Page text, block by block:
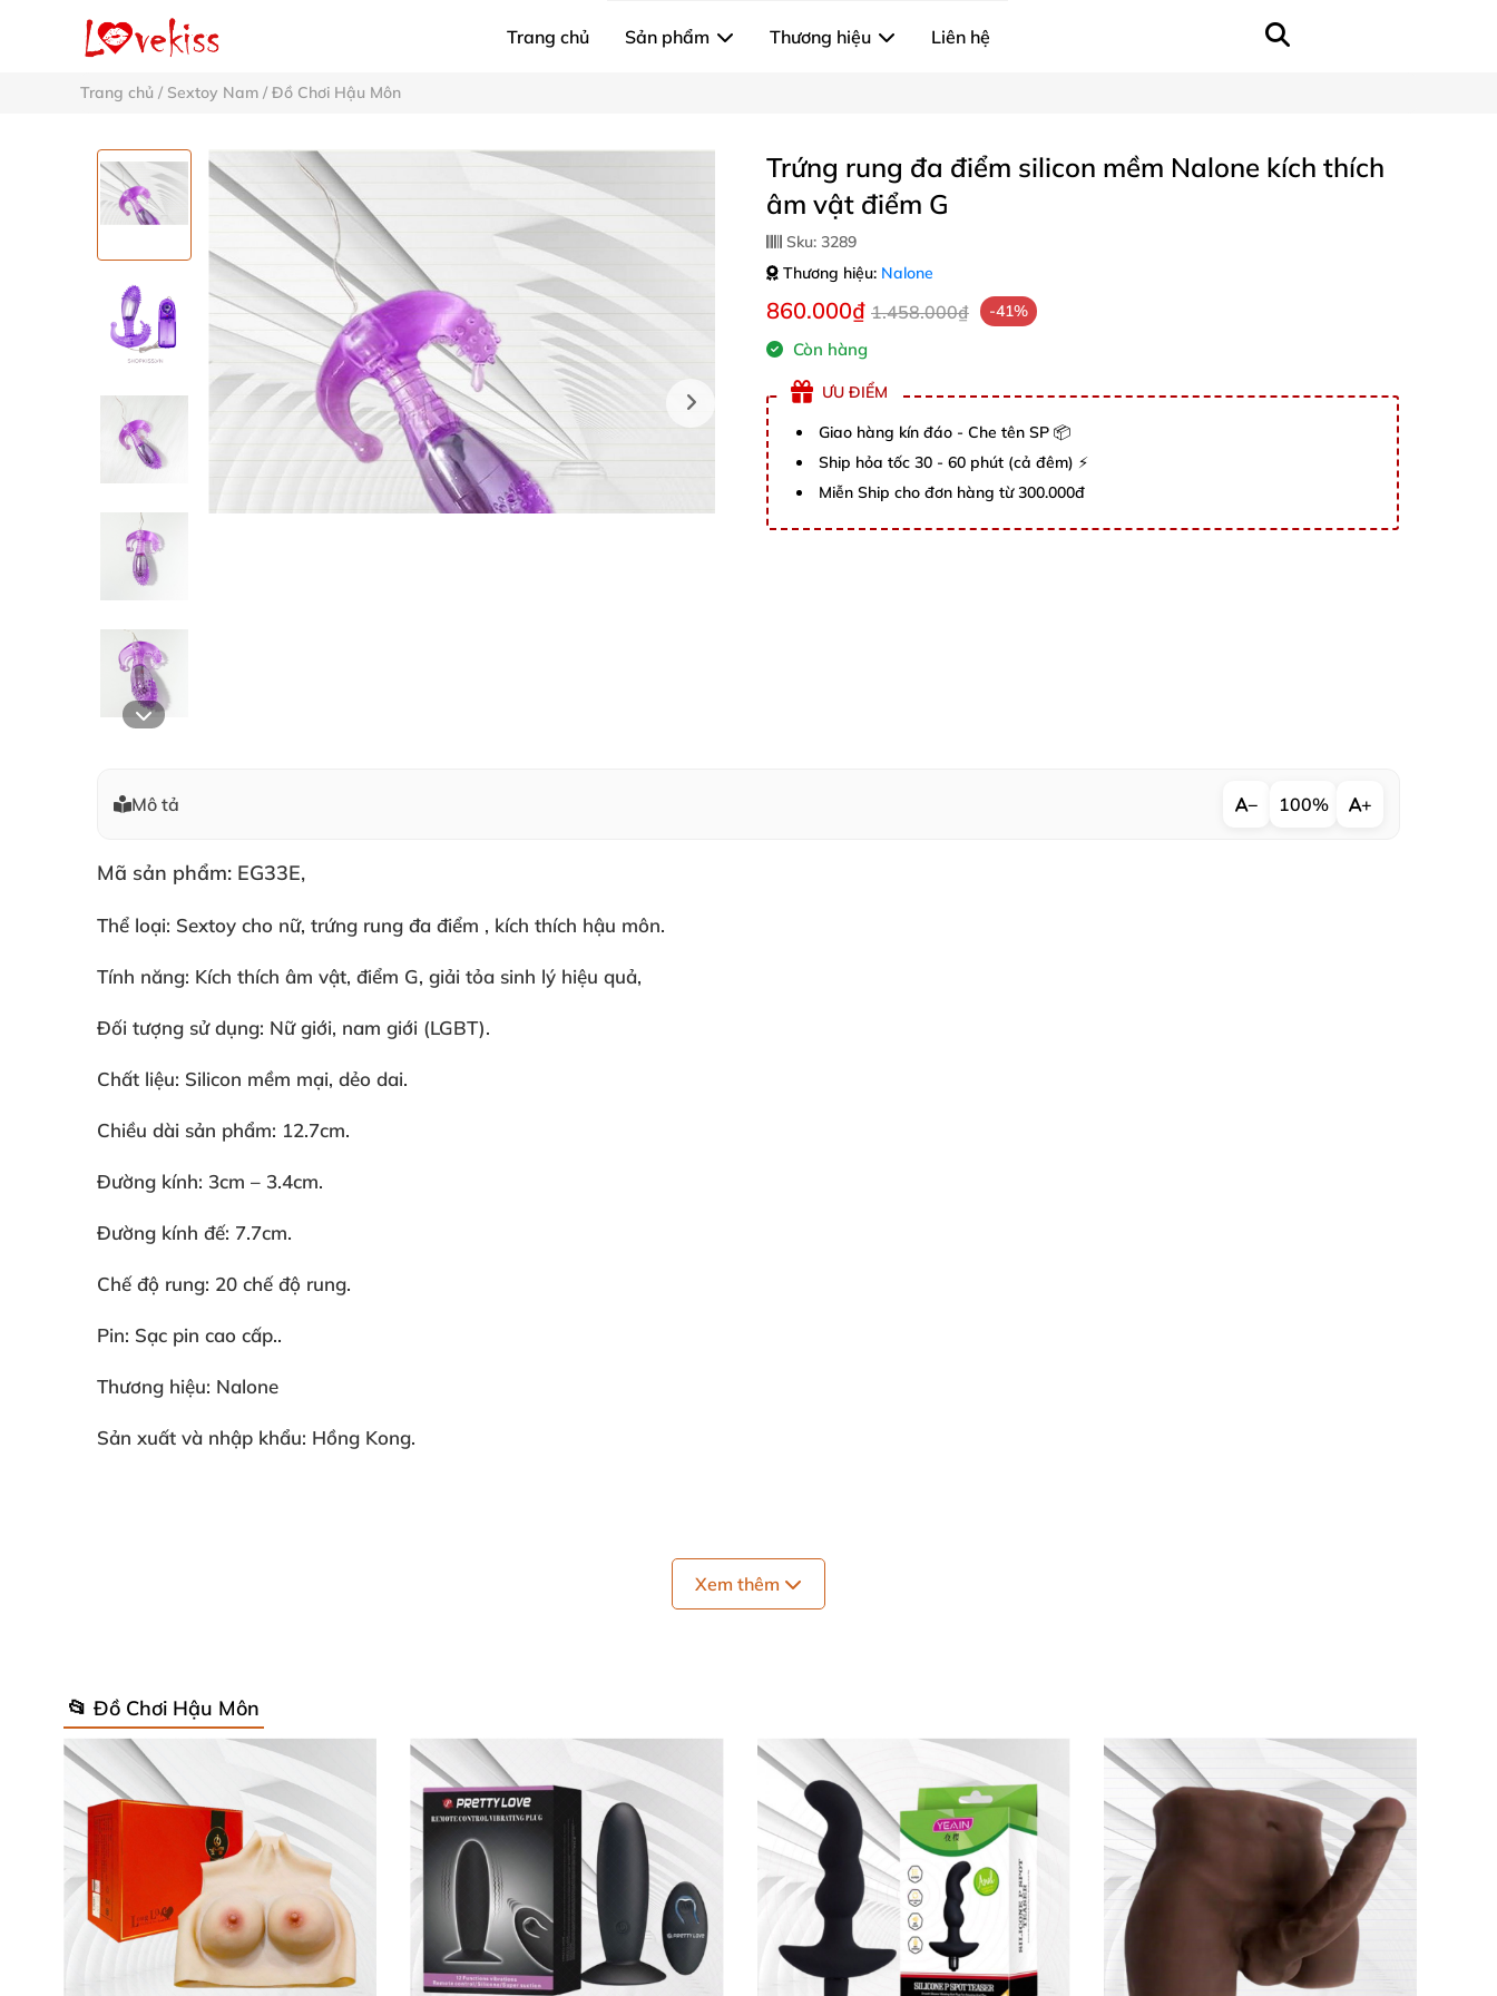
Trang chủ Sản phẩm Thương hiệu Liên hệ
Trang chủ / Sextoy Nam / Đồ Chơi Hậu Môn
Trứng rung đa điểm silicon mềm Nalone kích thích
âm vật điểm G
Sku: 3289
Thương hiệu: Nalone
860.000₫ 1.458.000₫ -41%
Còn hàng
ƯU ĐIỂM
Giao hàng kín đáo - Che tên SP 📦
Ship hỏa tốc 30 - 60 phút (cả đêm) ⚡
Miễn Ship cho đơn hàng từ 300.000đ
Mô tả − 100% +
Mã sản phẩm: EG33E,
Thể loại: Sextoy cho nữ, trứng rung đa điểm , kích thích hậu môn.
Tính năng: Kích thích âm vật, điểm G, giải tỏa sinh lý hiệu quả,
Đối tượng sử dụng: Nữ giới, nam giới (LGBT).
Chất liệu: Silicon mềm mại, dẻo dai.
Chiều dài sản phẩm: 12.7cm.
Đường kính: 3cm – 3.4cm.
Đường kính đế: 7.7cm.
Chế độ rung: 20 chế độ rung.
Pin: Sạc pin cao cấp..
Thương hiệu: Nalone
Sản xuất và nhập khẩu: Hồng Kong.
Mô tả giới thiệu sản phẩm trứng rung đa điểm Silicone mềm mịn:
Được cấu tạo từ chất liệu Silicone cao cấp vô cùng mềm min
Trứng rung đa điểm Silicone mềm mịn không kén người sử dụng , vì thế khôngnhững khiến các chị em phụ nữ mê mẫn
mà bên cạnh còn còn thích
hợp chonhững chàng trai LGBT luônmong muốn đạtđược khoái cảm tột đỉnh từ điểm G.
Chức năngcủa trứng rung đa điểm Nalone:
Với thiết kế mô phỏng gần giống với dương vật nam giới cùng với những hạt bi li ti nổi cộm trên thành của trứng rung , bên cạnh đó sản phẩm còn
tích hợp chế độ rung mạnh mẽ lên tới 20 tần số rung khác nhau
, bạncó thể tùy chỉnh chế độ rung theo ý thích.
Xem thêm
📂 Đồ Chơi Hậu Môn